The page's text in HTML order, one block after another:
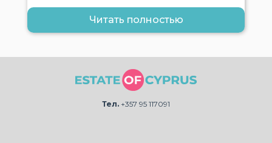
Читать полностью
Тел. +357 95 117091